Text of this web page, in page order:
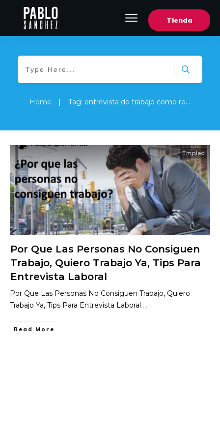
Tienda
Home Tag: entrevista de trabajo como responder
Empleo
Por Que Las Personas No Consiguen
Trabajo, Quiero Trabajo Ya, Tips Para
Entrevista Laboral
Por Que Las Personas No Consiguen Trabajo, Quiero
Trabajo Ya, Tips Para Entrevista Laboral ...
​Read More